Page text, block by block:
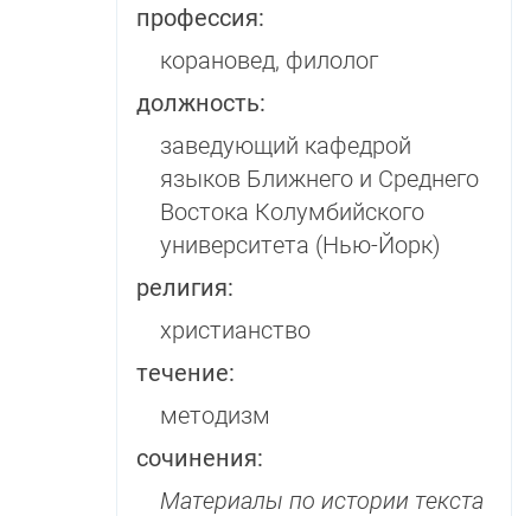
профессия:
корановед, филолог
должность:
заведующий кафедрой
языков Ближнего и Среднего
Востока Колумбийского
университета (Нью-Йорк)
религия:
христианство
течение:
методизм
сочинения:
Материалы по истории тек­ста